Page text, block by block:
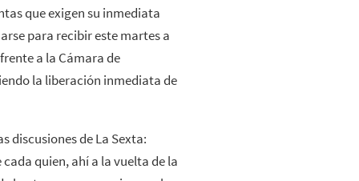
que exigen su inmediata
para recibir este martes a
a la Cámara de
la liberación inmediata de
discusiones de La Sexta:
quien, ahí a la vuelta de la